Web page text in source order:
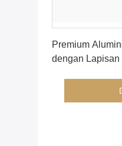
Premium
dengan Lapisan